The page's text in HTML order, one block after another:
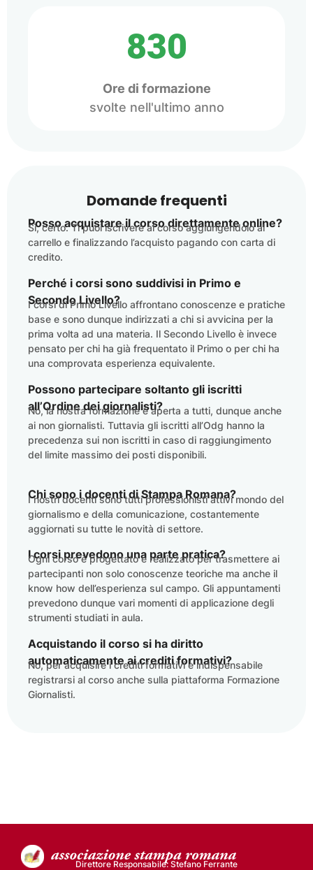
830
Ore di formazione
svolte nell'ultimo anno
Domande frequenti
Posso acquistare il corso direttamente online?
Sì, certo. Ti puoi iscrivere al corso aggiungendolo al
carrello e finalizzando l’acquisto pagando con carta di
credito.
Perché i corsi sono suddivisi in Primo e
Secondo Livello?
I corsi di Primo Livello affrontano conoscenze e pratiche
base e sono dunque indirizzati a chi si avvicina per la
prima volta ad una materia. Il Secondo Livello è invece
pensato per chi ha già frequentato il Primo o per chi ha
una comprovata esperienza equivalente.
Possono partecipare soltanto gli iscritti
all’Ordine dei giornalisti?
No, la nostra formazione è aperta a tutti, dunque anche
ai non giornalisti. Tuttavia gli iscritti all’Odg hanno la
precedenza sui non iscritti in caso di raggiungimento
del limite massimo dei posti disponibili.
Chi sono i docenti di Stampa Romana?
I nostri docenti sono tutti professionisti attivi mondo del
giornalismo e della comunicazione, costantemente
aggiornati su tutte le novità di settore.
I corsi prevedono una parte pratica?
Ogni corso è progettato e realizzato per trasmettere ai
partecipanti non solo conoscenze teoriche ma anche il
know how dell’esperienza sul campo. Gli appuntamenti
prevedono dunque vari momenti di applicazione degli
strumenti studiati in aula.
Acquistando il corso si ha diritto
automaticamente ai crediti formativi?
No, per acquisire i crediti formativi è indispensabile
registrarsi al corso anche sulla piattaforma Formazione
Giornalisti.
Direttore Responsabile: Stefano Ferrante